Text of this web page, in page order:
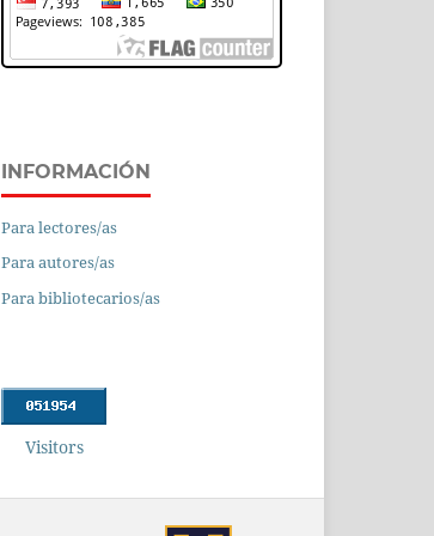
INFORMACIÓN
Para lectores/as
Para autores/as
Para bibliotecarios/as
Visitors